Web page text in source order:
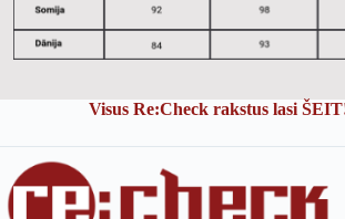
Visus Re:Check rakstus lasi